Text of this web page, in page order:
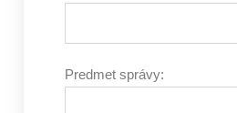
Predmet správy: